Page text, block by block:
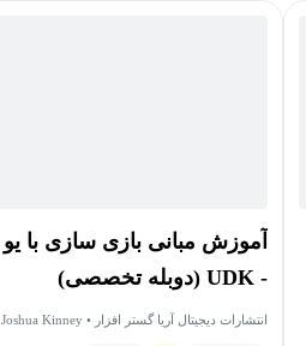
آموزش مبانی بازی سازی با
- UDK (دوبله تخصصی)
انتشارات دیجیتال آریا گستر افزار • Joshua Kinney